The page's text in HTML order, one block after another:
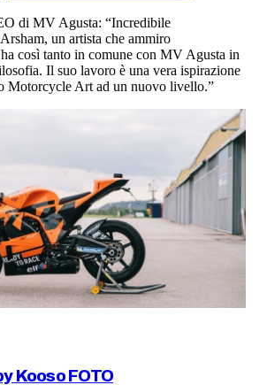
di MV Agusta: “Incredibile
un artista che ammiro
così tanto in comune con MV Agusta in
Il suo lavoro è una vera ispirazione
Motorcycle Art ad un nuovo livello.”
Kooso FOTO